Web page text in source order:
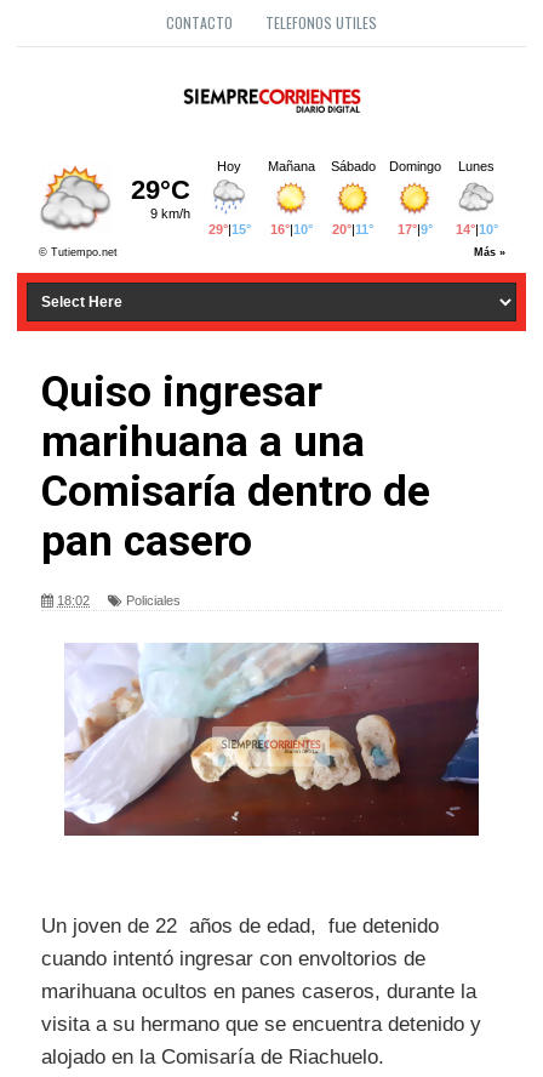
CONTACTO TELEFONOS UTILES
Quiso ingresar
marihuana a una
Comisaría dentro de
pan casero
18:02 Policiales
Un joven de 22 años de edad, fue detenido
cuando intentó ingresar con envoltorios de
marihuana ocultos en panes caseros, durante la
visita a su hermano que se encuentra detenido y
alojado en la Comisaría de Riachuelo.